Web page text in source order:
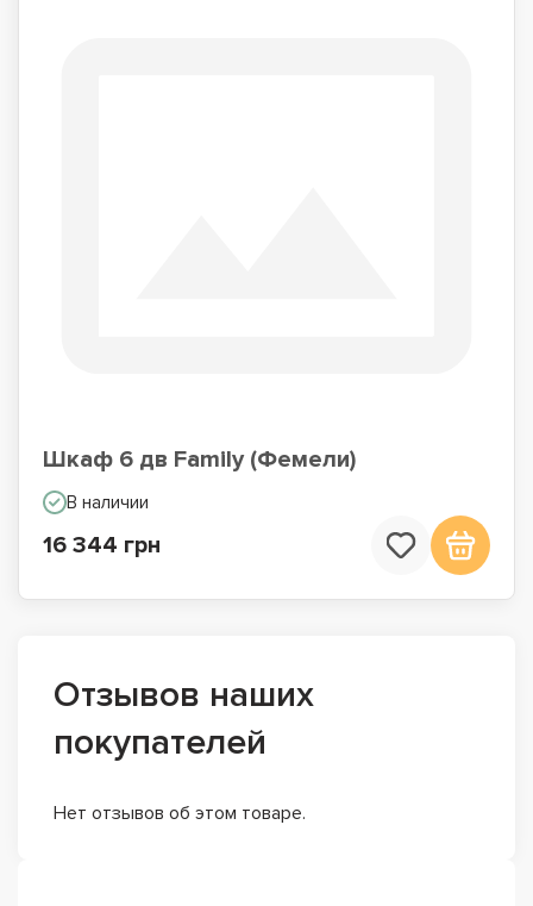
Шкаф 6 дв Family (Фемели)
В наличии
16 344 грн
Отзывов наших
покупателей
Нет отзывов об этом товаре.